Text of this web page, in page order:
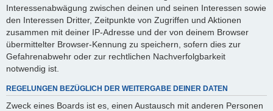
Interessenabwägung zwischen deinen und seinen Interessen sowie
den Interessen Dritter, Zeitpunkte von Zugriffen und Aktionen
zusammen mit deiner IP-Adresse und der von deinem Browser
übermittelter Browser-Kennung zu speichern, sofern dies zur
Gefahrenabwehr oder zur rechtlichen Nachverfolgbarkeit
notwendig ist.
REGELUNGEN BEZÜGLICH DER WEITERGABE DEINER DATEN
Zweck eines Boards ist es, einen Austausch mit anderen Personen